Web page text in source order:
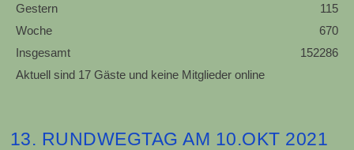
Gestern
115
Woche
670
Insgesamt
152286
Aktuell sind 17 Gäste und keine Mitglieder online
13. RUNDWEGTAG AM 10.OKT 2021